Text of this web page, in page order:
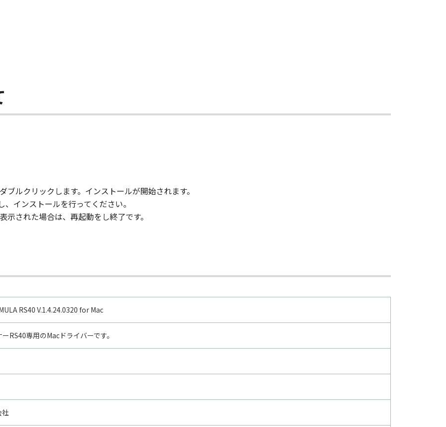
ルクリックします。インストールが開始されます。
インストールを行ってください。
された場合は、再起動をし終了です。
RS40 V.1.4.24.0320 for Mac
RS40専用のMacドライバーです。
社